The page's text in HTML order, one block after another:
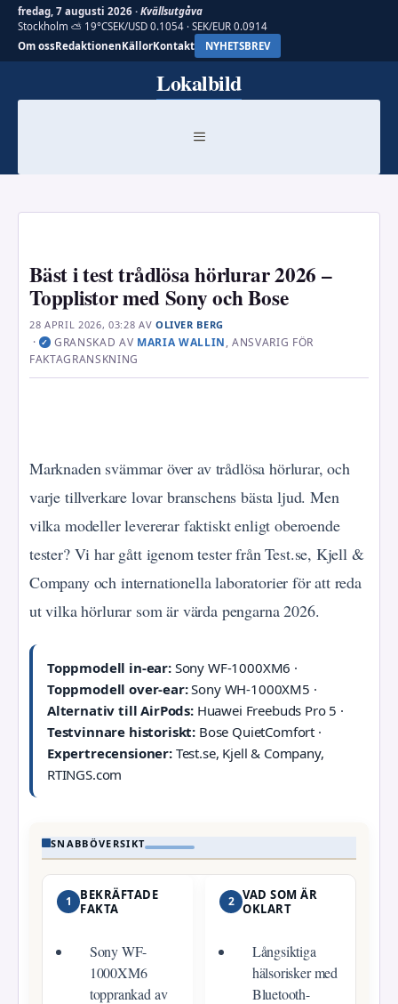
fredag, 7 augusti 2026 · Kvällsutgåva
Stockholm ⛅ 19°CSEK/USD 0.1054 · SEK/EUR 0.0914
Om ossRedaktionenKällorKontakt NYHETSBREV
Lokalbild
MENY
Bäst i test trådlösa hörlurar 2026 –
Topplistor med Sony och Bose
28 APRIL 2026, 03:28 AV OLIVER BERG
· ✓ GRANSKAD AV MARIA WALLIN, ANSVARIG FÖR
FAKTAGRANSKNING
Marknaden svämmar över av trådlösa hörlurar, och
varje tillverkare lovar branschens bästa ljud. Men
vilka modeller levererar faktiskt enligt oberoende
tester? Vi har gått igenom tester från Test.se, Kjell &
Company och internationella laboratorier för att reda
ut vilka hörlurar som är värda pengarna 2026.
Toppmodell in-ear:Sony WF-1000XM6 ·
Toppmodell over-ear:Sony WH-1000XM5 ·
Alternativ till AirPods:Huawei Freebuds Pro 5 ·
Testvinnare historiskt: Bose QuietComfort ·
Expertrecensioner:Test.se, Kjell & Company,
RTINGS.com
SNABBÖVERSIKT
1
BEKRÄFTADE
FAKTA
Sony WF-
1000XM6
topprankad av
2 VAD SOM ÄR
OKLART
Långsiktiga
hälsorisker med
Bluetooth-